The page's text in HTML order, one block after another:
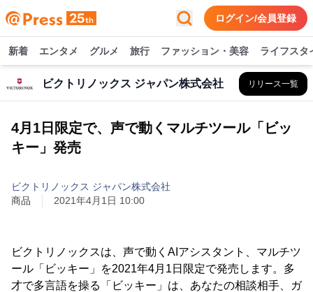
ログイン/会員登録
新着 エンタメ グルメ 旅行 ファッション・美容 ライフスタ
ビクトリノックス ジャパン株式会社 リリース一覧
4月1日限定で、声で動くマルチツール「ビッ
キー」発売
ビクトリノックス ジャパン株式会社
商品
2021年4月1日 10:00
ビクトリノックスは、声で動くAIアシスタント、マルチツ
ール「ビッキー」を2021年4月1日限定で発売します。多
才で多言語を操る「ビッキー」は、あなたの相談相手、ガ